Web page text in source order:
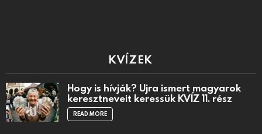
KVÍZEK
Hogy is hívják? Újra ismert magyarok
keresztneveit keressük KVÍZ 11. rész
READ MORE